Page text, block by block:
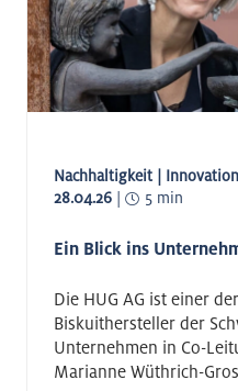
Nachhaltigkeit
Mobilität
Fachkräfte
Aerospace
Nachhaltigkeit |
28.04.26 | 5 min
Ein Blick ins
Die HUG AG ist einer
Biskuithersteller der
Unternehmen in Co-
Marianne Wüthrich-